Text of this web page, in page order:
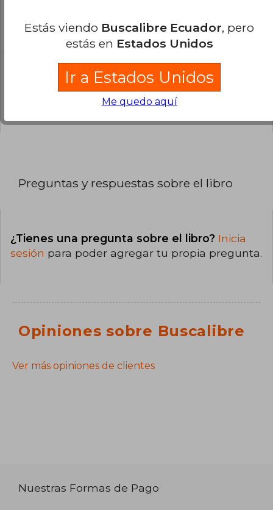
catálogo son Originales.
¿En qué Idioma está escrito el
El libro está escrito en Español.
Preguntas y respuestas sobre el libro
¿Tienes una pregunta sobre el libro? Inicia
sesión para poder agregar tu propia pregunta.
Opiniones sobre Buscalibre
Ver más opiniones de clientes
Nuestras Formas de Pago
Estás viendo Buscalibre Ecuador, pero
estás en Estados Unidos
Ir a Estados Unidos
Me quedo aquí